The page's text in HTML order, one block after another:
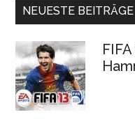
NEUESTE BEITRÄGE